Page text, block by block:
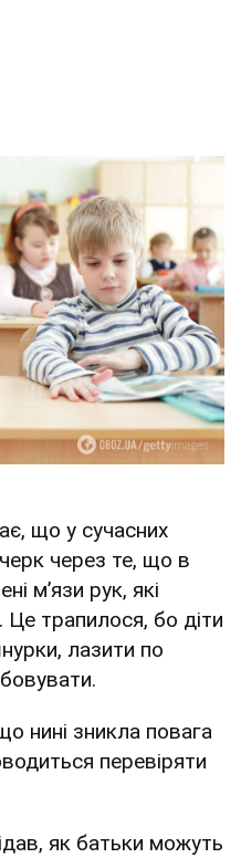
що у сучасних
через те, що в
мʼязи рук, які
Це трапилося, бо діти
лазити по
нині зникла повага
перевіряти
як батьки можуть